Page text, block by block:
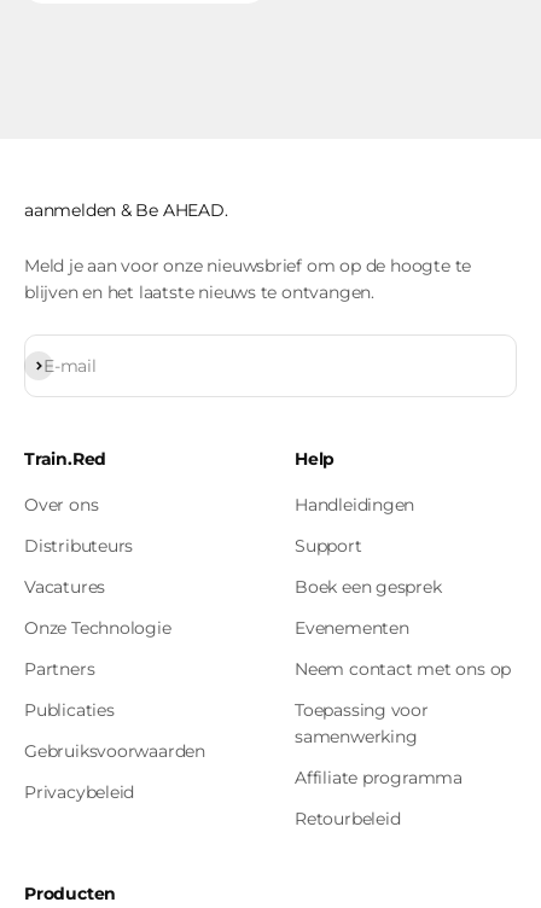
aanmelden & Be AHEAD.
Meld je aan voor onze nieuwsbrief om op de hoogte te
blijven en het laatste nieuws te ontvangen.
E-mail
Inschrijven
Train.Red
Over ons
Distributeurs
Vacatures
Onze Technologie
Partners
Publicaties
Gebruiksvoorwaarden
Privacybeleid
Help
Handleidingen
Support
Boek een gesprek
Evenementen
Neem contact met ons op
Toepassing voor
samenwerking
Affiliate programma
Retourbeleid
Producten